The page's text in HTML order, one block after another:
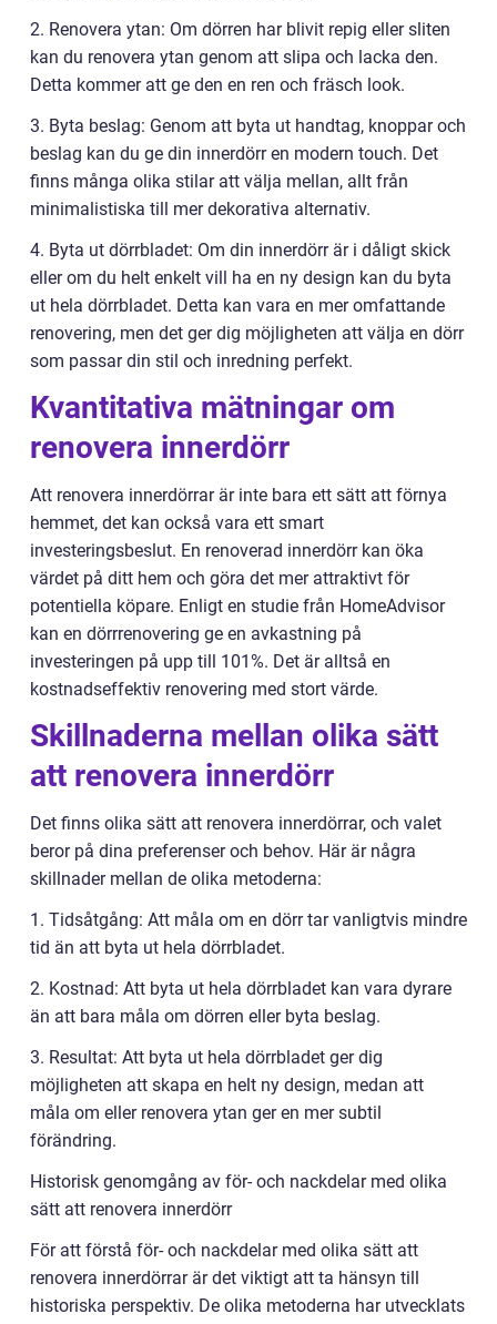
2. Renovera ytan: Om dörren har blivit repig eller sliten
kan du renovera ytan genom att slipa och lacka den.
Detta kommer att ge den en ren och fräsch look.
3. Byta beslag: Genom att byta ut handtag, knoppar och
beslag kan du ge din innerdörr en modern touch. Det
finns många olika stilar att välja mellan, allt från
minimalistiska till mer dekorativa alternativ.
4. Byta ut dörrbladet: Om din innerdörr är i dåligt skick
eller om du helt enkelt vill ha en ny design kan du byta
ut hela dörrbladet. Detta kan vara en mer omfattande
renovering, men det ger dig möjligheten att välja en dörr
som passar din stil och inredning perfekt.
Kvantitativa mätningar om
renovera innerdörr
Att renovera innerdörrar är inte bara ett sätt att förnya
hemmet, det kan också vara ett smart
investeringsbeslut. En renoverad innerdörr kan öka
värdet på ditt hem och göra det mer attraktivt för
potentiella köpare. Enligt en studie från HomeAdvisor
kan en dörrrenovering ge en avkastning på
investeringen på upp till 101%. Det är alltså en
kostnadseffektiv renovering med stort värde.
Skillnaderna mellan olika sätt
att renovera innerdörr
Det finns olika sätt att renovera innerdörrar, och valet
beror på dina preferenser och behov. Här är några
skillnader mellan de olika metoderna:
1. Tidsåtgång: Att måla om en dörr tar vanligtvis mindre
tid än att byta ut hela dörrbladet.
2. Kostnad: Att byta ut hela dörrbladet kan vara dyrare
än att bara måla om dörren eller byta beslag.
3. Resultat: Att byta ut hela dörrbladet ger dig
möjligheten att skapa en helt ny design, medan att
måla om eller renovera ytan ger en mer subtil
förändring.
Historisk genomgång av för- och nackdelar med olika
sätt att renovera innerdörr
För att förstå för- och nackdelar med olika sätt att
renovera innerdörrar är det viktigt att ta hänsyn till
historiska perspektiv. De olika metoderna har utvecklats